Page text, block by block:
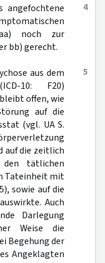
4
angefochtene
noch zur
bb) gerecht.
5
aus dem
10: F20)
offen, wie
auf die
(vgl. UA S.
auf die zeitlich
tätlichen
Tateinheit mit
sowie auf die
Auch
Darlegung
Weise die
Begehung der
Angeklagten